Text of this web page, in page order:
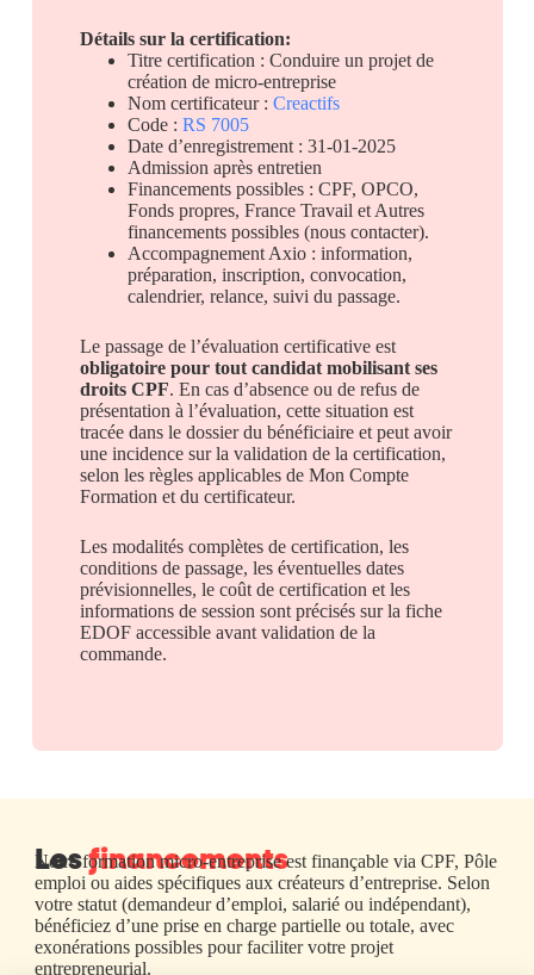
Détails sur la certification:
Titre certification : Conduire un projet de
création de micro-entreprise
Nom certificateur : Creactifs
Code : RS 7005
Date d’enregistrement : 31-01-2025
Admission après entretien
Financements possibles : CPF, OPCO,
Fonds propres, France Travail et Autres
financements possibles (nous contacter).
Accompagnement Axio : information,
préparation, inscription, convocation,
calendrier, relance, suivi du passage.
Le passage de l’évaluation certificative est
obligatoire pour tout candidat mobilisant ses
droits CPF. En cas d’absence ou de refus de
présentation à l’évaluation, cette situation est
tracée dans le dossier du bénéficiaire et peut avoir
une incidence sur la validation de la certification,
selon les règles applicables de Mon Compte
Formation et du certificateur.
Les modalités complètes de certification, les
conditions de passage, les éventuelles dates
prévisionnelles, le coût de certification et les
informations de session sont précisés sur la fiche
EDOF accessible avant validation de la
commande.
Lesfinancements
Notre formation micro-entreprise est finançable via CPF, Pôle
emploi ou aides spécifiques aux créateurs d’entreprise. Selon
votre statut (demandeur d’emploi, salarié ou indépendant),
bénéficiez d’une prise en charge partielle ou totale, avec
exonérations possibles pour faciliter votre projet
entrepreneurial.